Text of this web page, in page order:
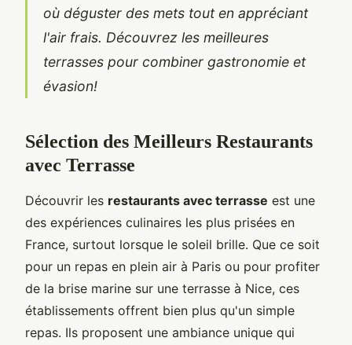
où déguster des mets tout en appréciant
l'air frais. Découvrez les meilleures
terrasses pour combiner gastronomie et
évasion!
Sélection des Meilleurs Restaurants
avec Terrasse
Découvrir les restaurants avec terrasse est une
des expériences culinaires les plus prisées en
France, surtout lorsque le soleil brille. Que ce soit
pour un repas en plein air à Paris ou pour profiter
de la brise marine sur une terrasse à Nice, ces
établissements offrent bien plus qu'un simple
repas. Ils proposent une ambiance unique qui